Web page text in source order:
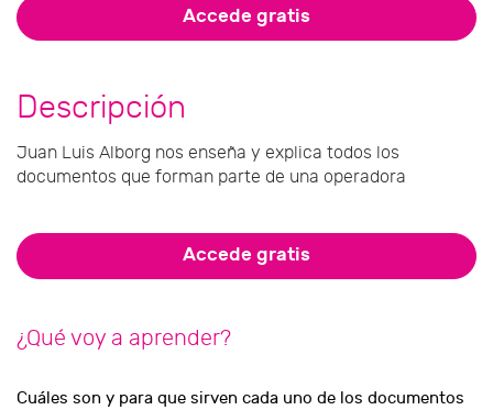
Accede gratis
Descripción
Juan Luis Alborg nos enseña y explica todos los
documentos que forman parte de una operadora
Accede gratis
¿Qué voy a aprender?
Cuáles son y para que sirven cada uno de los documentos